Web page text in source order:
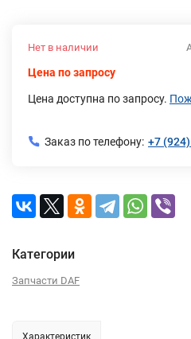
Нет в наличии
Цена по запросу
Цена доступна по запросу.
Заказ по телефону: +7
Категории
Запчасти DAF
Характеристик